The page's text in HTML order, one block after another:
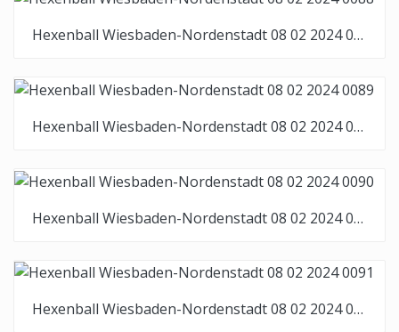
Hexenball Wiesbaden-Nordenstadt 08 02 2024 0088
Hexenball Wiesbaden-Nordenstadt 08 02 2024 0089
Hexenball Wiesbaden-Nordenstadt 08 02 2024 0090
Hexenball Wiesbaden-Nordenstadt 08 02 2024 0091